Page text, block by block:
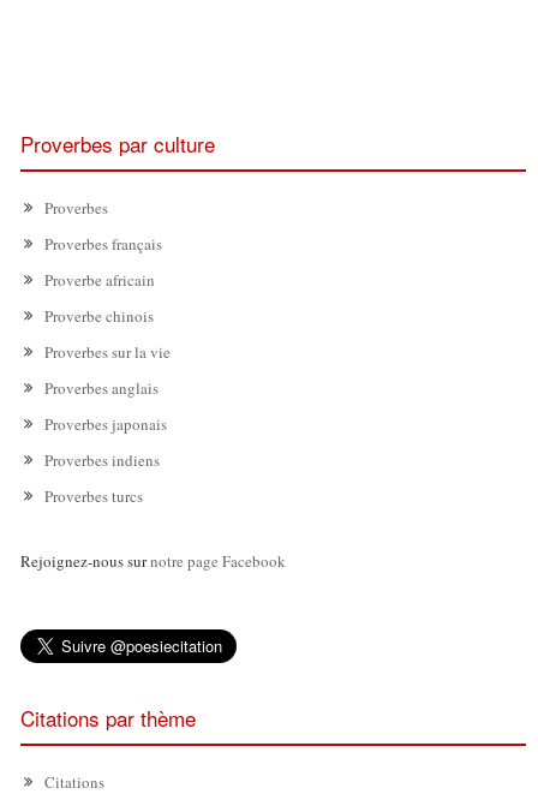
Proverbes par culture
Proverbes
Proverbes français
Proverbe africain
Proverbe chinois
Proverbes sur la vie
Proverbes anglais
Proverbes japonais
Proverbes indiens
Proverbes turcs
Rejoignez-nous surnotre page Facebook
Citations par thème
Citations